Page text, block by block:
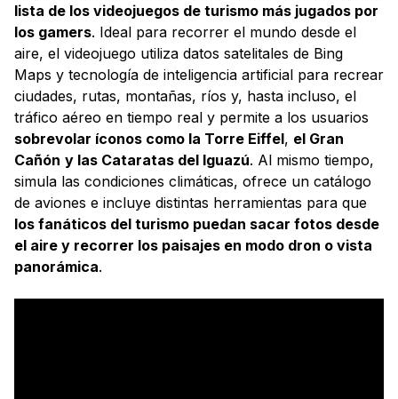
lista de los videojuegos de turismo más jugados por
los gamers. Ideal para recorrer el mundo desde el
aire, el videojuego utiliza datos satelitales de Bing
Maps y tecnología de inteligencia artificial para recrear
ciudades, rutas, montañas, ríos y, hasta incluso, el
tráfico aéreo en tiempo real y permite a los usuarios
sobrevolar íconos como la Torre Eiffel, el Gran
Cañón y las Cataratas del Iguazú. Al mismo tiempo,
simula las condiciones climáticas, ofrece un catálogo
de aviones e incluye distintas herramientas para que
los fanáticos del turismo puedan sacar fotos desde
el aire y recorrer los paisajes en modo dron o vista
panorámica.